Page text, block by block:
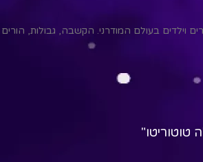
וילדים בעולם המודרני. הקשבה, גבולות, הורים
טוטוריטו"